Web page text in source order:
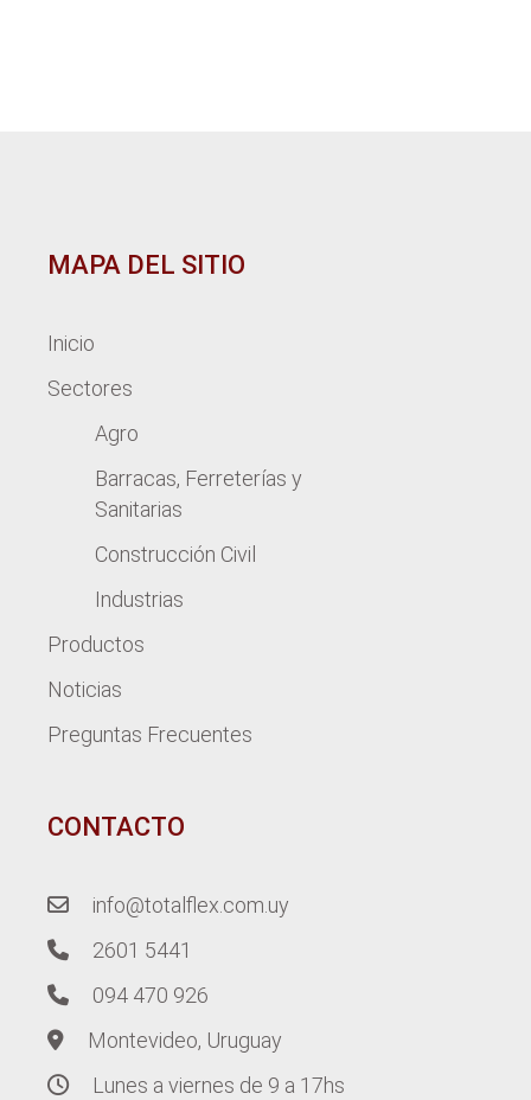
MAPA DEL SITIO
Inicio
Sectores
Agro
Barracas, Ferreterías y
Sanitarias
Construcción Civil
Industrias
Productos
Noticias
Preguntas Frecuentes
CONTACTO
info@totalflex.com.uy
2601 5441
094 470 926
Montevideo, Uruguay
Lunes a viernes de 9 a 17hs